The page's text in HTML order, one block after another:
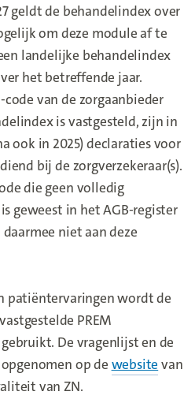
geldt de behandelindex over
om deze module af te
landelijke behandelindex
het betreffende jaar.
van de zorgaanbieder
is vastgesteld, zijn in
ook in 2025) declaraties voor
bij de zorgverzekeraar(s).
die geen volledig
geweest in het AGB-register
niet aan deze
patiëntervaringen wordt de
PREM
De vragenlijst en de
op de website van
van ZN.